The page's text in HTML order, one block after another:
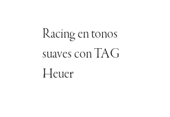
Racing en tonos
suaves con TAG
Heuer